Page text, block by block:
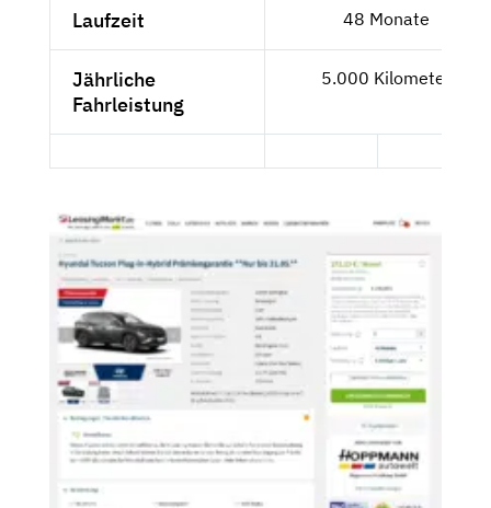
Laufzeit 48 Monate
Jährliche
Fahrleistung
5.000 Kilometer